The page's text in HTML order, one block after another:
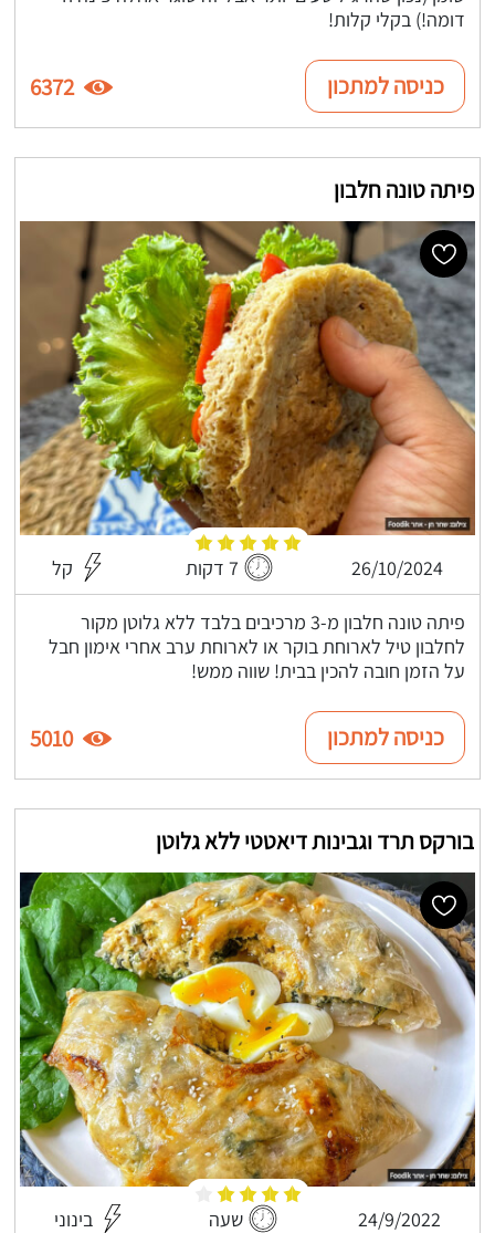
דומה!) בקלי קלות!
כניסה למתכון 6372
פיתה טונה חלבון
26/10/2024 7 דקות קל
פיתה טונה חלבון מ-3 מרכיבים בלבד ללא גלוטן מקור
לחלבון טיל לארוחת בוקר או לארוחת ערב אחרי אימון חבל
על הזמן חובה להכין בבית! שווה ממש!
כניסה למתכון 5010
בורקס תרד וגבינות דיאטטי ללא גלוטן
24/9/2022 שעה בינוני